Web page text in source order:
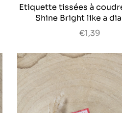
Etiquette tissées à
Shine Bright like a
€1,39